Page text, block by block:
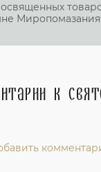
освященных
Миропомазания
к